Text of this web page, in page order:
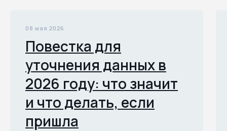
08 мая 2026
Повестка для
уточнения данных в
2026 году: что значит
и что делать, если
пришла